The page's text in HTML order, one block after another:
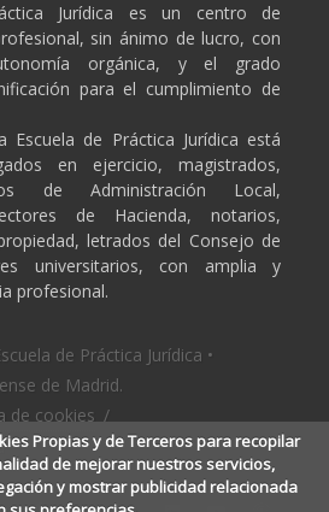
Jurídica es un centro de
sin ánimo de lucro, con
orgánica, y el grado
para el cumplimiento de
Escuela de Práctica Jurídica está
en ejercicio, magistrados,
de Administración Local,
de Hacienda, notarios,
letrados del Consejo de
universitarios, con amplia y
profesional.
de Práctica Jurídica •
de Madrid.
de cookies /
Propias y de Terceros para recopilar
de mejorar nuestros servicios,
y mostrar publicidad relacionada